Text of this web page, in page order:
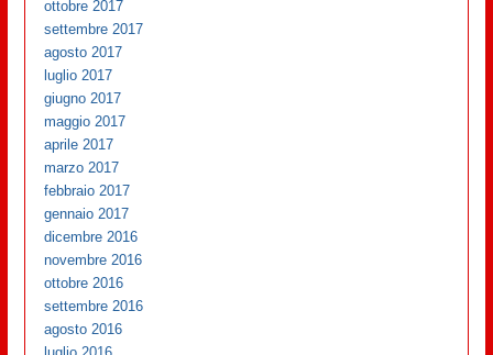
ottobre 2017
settembre 2017
agosto 2017
luglio 2017
giugno 2017
maggio 2017
aprile 2017
marzo 2017
febbraio 2017
gennaio 2017
dicembre 2016
novembre 2016
ottobre 2016
settembre 2016
agosto 2016